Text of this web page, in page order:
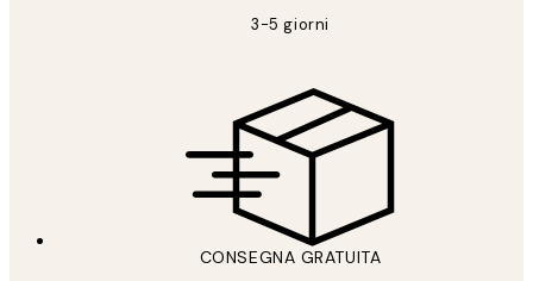
3-5 giorni
CONSEGNA GRATUITA